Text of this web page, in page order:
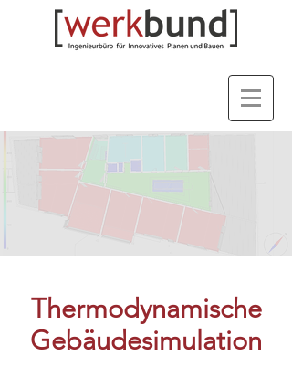
Thermodynamische
Gebäudesimulation